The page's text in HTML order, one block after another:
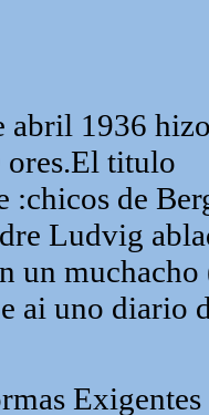
abril 1936
ores.El titulo
:chicos de
Ludvig
un
ai uno diario